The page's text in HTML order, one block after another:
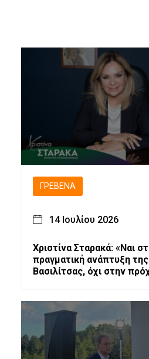
ΓΡΕΒΕΝΆ
14 Ιουλίου 2026
Χριστίνα Σταρακά: «Ναι
πραγματική ανάπτυξη της
Βασιλίτσας, όχι στην